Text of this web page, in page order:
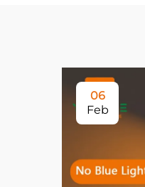
06
Feb